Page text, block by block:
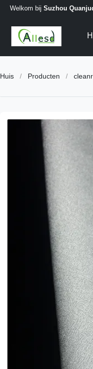
Welkom bij Suzhou
Huis / Producten /